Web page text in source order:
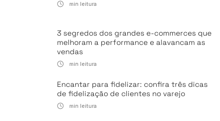
min leitura
3 segredos dos grandes e-commerces que
melhoram a performance e alavancam as
vendas
min leitura
Encantar para fidelizar: confira três dicas
de fidelização de clientes no varejo
min leitura